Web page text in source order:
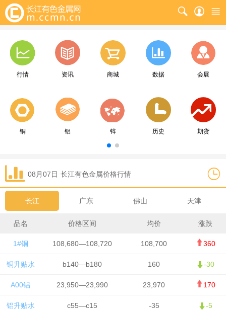
行情 资讯 商城 数据 会展
铜 铝 锌 历史 期货
08月07日 长江有色金属价格行情
长江 广东 佛山 天津
品名 价格区间 均价 涨跌
1#铜 108,680—108,720 108,700 360
铜升贴水 b140—b180 160 -30
A00铝 23,950—23,990 23,970 170
铝升贴水 c55—c15 -35 -5